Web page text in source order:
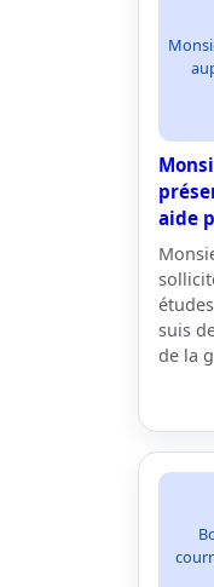
aide
suis
de la